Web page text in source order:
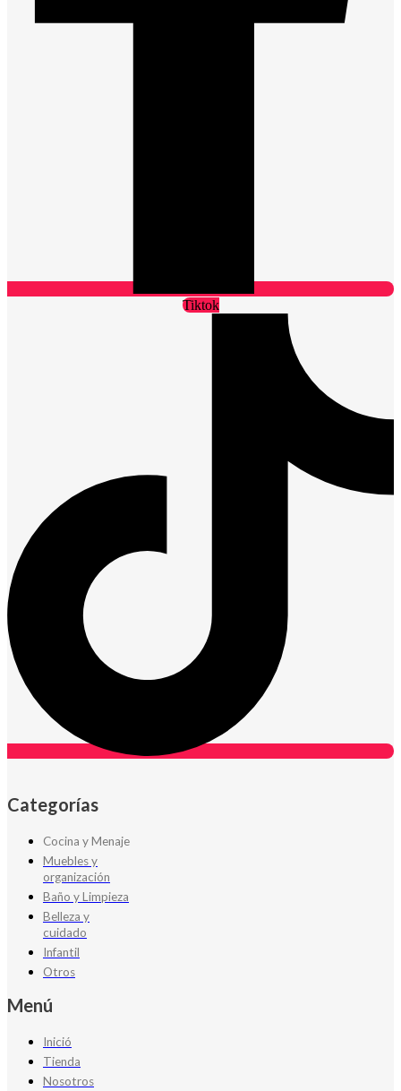
Tiktok
Categorías
Cocina y Menaje
Muebles y
organización
Baño y Limpieza
Belleza y
cuidado
Infantil
Otros
Menú
Inició
Tienda
Nosotros